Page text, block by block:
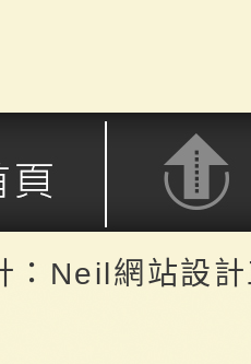
返回頂端
：Neil網站設